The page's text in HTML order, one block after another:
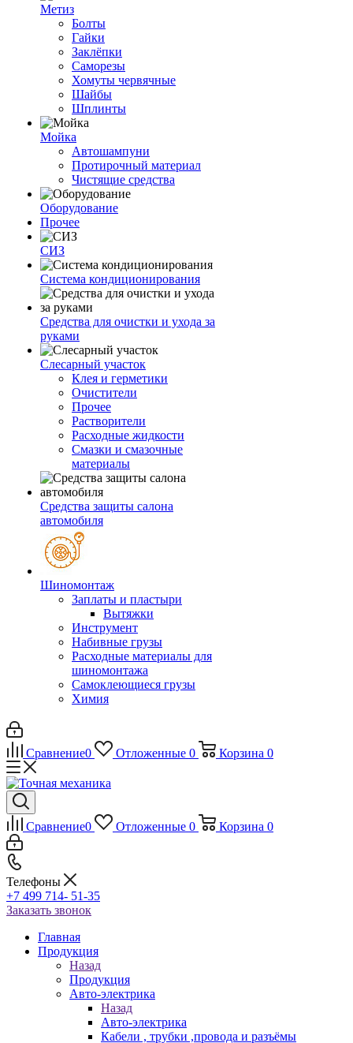
Метиз
Болты
Гайки
Заклёпки
Саморезы
Хомуты червячные
Шайбы
Шплинты
Мойка
Автошампуни
Протирочный материал
Чистящие средства
Оборудование
Прочее
СИЗ
Система кондиционирования
Средства для очистки и ухода за
руками
Слесарный участок
Клея и герметики
Очистители
Прочее
Растворители
Расходные жидкости
Смазки и смазочные
материалы
Средства защиты салона
автомобиля
Шиномонтаж
Заплаты и пластыри
Вытяжки
Инструмент
Набивные грузы
Расходные материалы для
шиномонтажа
Самоклеющиеся грузы
Химия
Сравнение0 Отложенные 0 Корзина 0
Сравнение0 Отложенные 0 Корзина 0
Телефоны
+7 499 714- 51-35
Заказать звонок
Главная
Продукция
Назад
Продукция
Авто-электрика
Назад
Авто-электрика
Кабели , трубки ,провода и разъёмы